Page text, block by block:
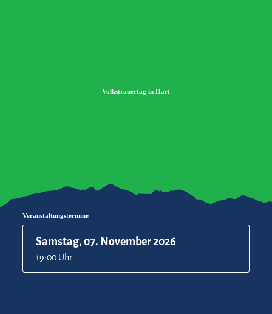
Volkstrauertag in Hart
Veranstaltungstermine
Samstag, 07. November 2026
19:00 Uhr